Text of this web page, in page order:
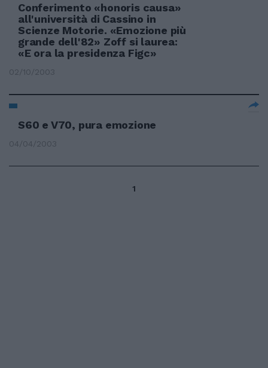
Conferimento «honoris causa»
all'università di Cassino in
Scienze Motorie. «Emozione più
grande dell'82» Zoff si laurea:
«E ora la presidenza Figc»
02/10/2003
S60 e V70, pura emozione
04/04/2003
1